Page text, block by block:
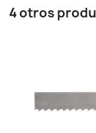
4 otros